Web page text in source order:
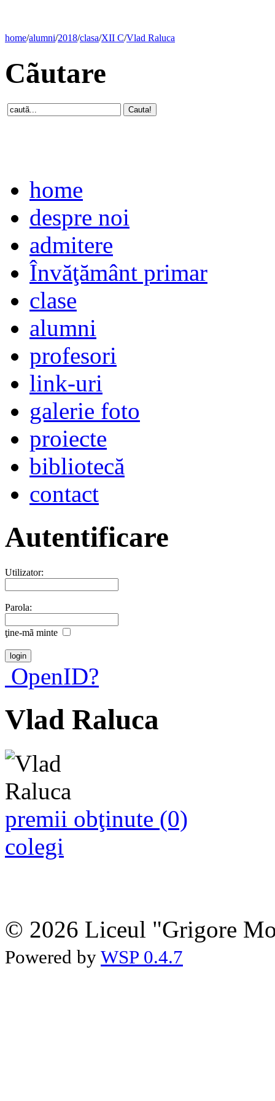
home/alumni/2018/clasa/XII C/Vlad Raluca
Cãutare
home
despre noi
admitere
Învăţământ primar
clase
alumni
profesori
link-uri
galerie foto
proiecte
bibliotecă
contact
Autentificare
Utilizator:
Parola:
ţine-mã minte
OpenID?
Vlad Raluca
premii obţinute (0)
colegi
© 2026 Liceul "Grigore
Powered by WSP 0.4.7